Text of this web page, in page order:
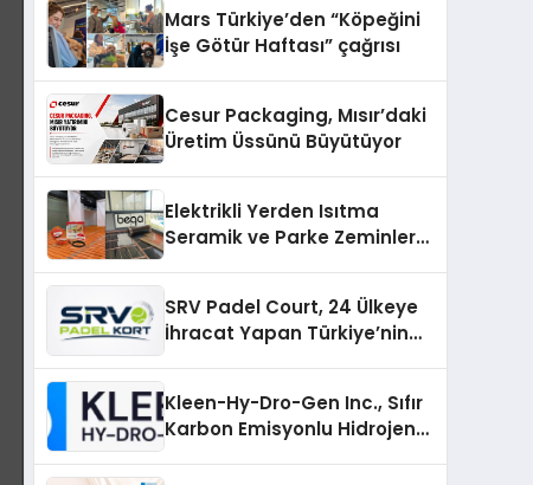
Mars Türkiye’den “Köpeğini
İşe Götür Haftası” çağrısı
Cesur Packaging, Mısır’daki
Üretim Üssünü Büyütüyor
Elektrikli Yerden Isıtma
Seramik ve Parke Zeminler
SRV Padel Court, 24 Ülkeye
İhracat Yapan Türkiye’nin
Kleen-Hy-Dro-Gen Inc., Sıfır
Karbon Emisyonlu Hidrojen